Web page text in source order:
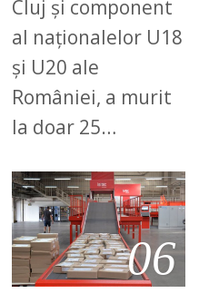
Cluj și component
al naționalelor U18
și U20 ale
României, a murit
la doar 25…
06